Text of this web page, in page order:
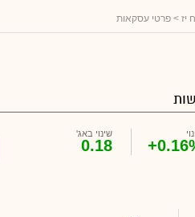
יז > פרטי עסקאות
שינוי באג'
0.18